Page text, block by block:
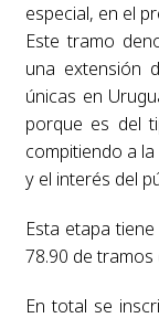
especial, en el
Este tramo
una extensión
únicas en
porque es del
compitiendo a
y el interés del
Esta etapa
78.90 de tramos
En total se